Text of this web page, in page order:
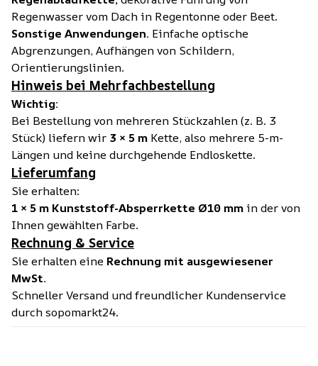
Regenwasser vom Dach in Regentonne oder Beet.
Sonstige Anwendungen. Einfache optische
Abgrenzungen, Aufhängen von Schildern,
Orientierungslinien.
Hinweis bei Mehrfachbestellung
Wichtig:
Bei Bestellung von mehreren Stückzahlen (z. B. 3
Stück) liefern wir 3 × 5 m Kette, also mehrere 5-m-
Längen und keine durchgehende Endloskette.
Lieferumfang
Sie erhalten:
1 × 5 m Kunststoff-Absperrkette Ø10 mmin der von
Ihnen gewählten Farbe.
Rechnung & Service
Sie erhalten eine Rechnung mit ausgewiesener
MwSt.
Schneller Versand und freundlicher Kundenservice
durch sopomarkt24.